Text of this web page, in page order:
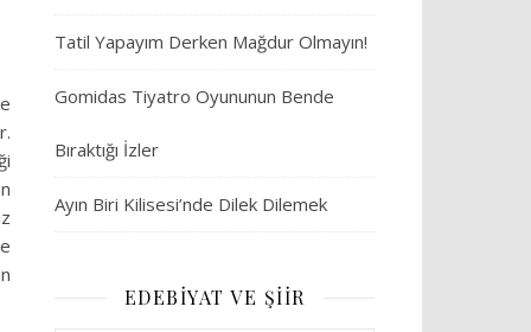
Tatil Yapayım Derken Mağdur Olmayın!
Gomidas Tiyatro Oyununun Bende
Bıraktığı İzler
Ayın Biri Kilisesi’nde Dilek Dilemek
EDEBIYAT VE ŞIIR